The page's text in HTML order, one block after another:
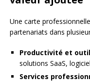
Une carte
partenariats dans
Productivité et
solutions SaaS,
Services